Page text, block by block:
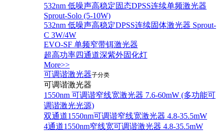
532nm 低噪声高稳定固态DPSS连续单频激光器
Sprout‐Solo (5-10W)
532nm 低噪声高稳定DPSS连续固体激光器 Sprout-
C 3W/4W
EVO-SF 单频窄带铒激光器
超高功率四通道深紫外固化灯
More>>
可调谐激光器子分类
可调谐激光器
1550nm 可调谐窄线宽激光器 7.6-60mW (多功能可
调谐激光光源)
双通道1550nm可调谐窄线宽激光器 4.8-35.5mW
4通道1550nm窄线宽可调谐激光器 4.8-35.5mW